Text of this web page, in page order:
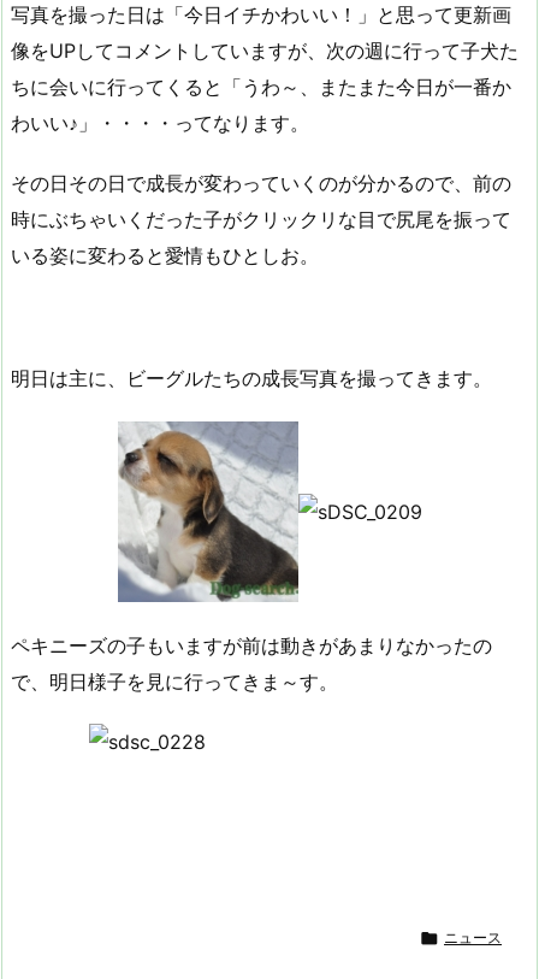
写真を撮った日は「今日イチかわいい！」と思って更新画
像をUPしてコメントしていますが、次の週に行って子犬た
ちに会いに行ってくると「うわ～、またまた今日が一番か
わいい♪」・・・・ってなります。
その日その日で成長が変わっていくのが分かるので、前の
時にぶちゃいくだった子がクリックリな目で尻尾を振って
いる姿に変わると愛情もひとしお。
明日は主に、ビーグルたちの成長写真を撮ってきます。
ペキニーズの子もいますが前は動きがあまりなかったの
で、明日様子を見に行ってきま～す。
 ニュース